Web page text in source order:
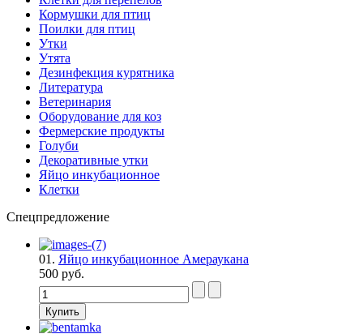
Кормушки для птиц
Поилки для птиц
Утки
Утята
Дезинфекция курятника
Литература
Ветеринария
Оборудование для коз
Фермерские продукты
Голуби
Декоративные утки
Яйцо инкубационное
Клетки
Спецпредложение
01. Яйцо инкубационное Амераукана
500 руб.